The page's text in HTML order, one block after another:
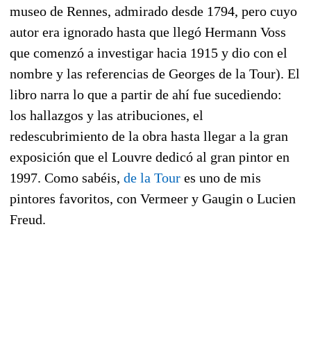
museo de Rennes, admirado desde 1794, pero cuyo
autor era ignorado hasta que llegó Hermann Voss
que comenzó a investigar hacia 1915 y dio con el
nombre y las referencias de Georges de la Tour). El
libro narra lo que a partir de ahí fue sucediendo:
los hallazgos y las atribuciones, el
redescubrimiento de la obra hasta llegar a la gran
exposición que el Louvre dedicó al gran pintor en
1997. Como sabéis, de la Tour es uno de mis
pintores favoritos, con Vermeer y Gaugin o Lucien
Freud.